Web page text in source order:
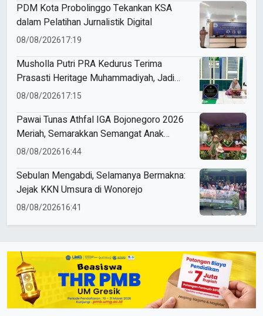
PDM Kota Probolinggo Tekankan KSA
dalam Pelatihan Jurnalistik Digital
08/08/202617:19
Musholla Putri PRA Kedurus Terima
Prasasti Heritage Muhammadiyah, Jadi
Pengingat Sejarah Dakwah dan Amal Saleh
08/08/202617:15
Pawai Tunas Athfal IGA Bojonegoro 2026
Meriah, Semarakkan Semangat Anak
Sholeh Berkemajuan
08/08/202616:44
Sebulan Mengabdi, Selamanya Bermakna:
Jejak KKN Umsura di Wonorejo
08/08/202616:41